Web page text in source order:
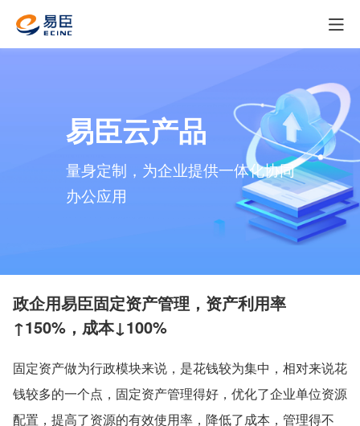
量身定制， 为企业提供一体化协同
办公应用
易臣云产品
政企用易臣固定资产管理，资产利用率
↑150%，成本↓100%
固定资产做为行政模块来说，是花钱较为集中，相对来说花
钱较多的一个点，固定资产管理得好，优化了企业单位资源
配置，提高了资源的有效使用率，降低了成本，管理得不